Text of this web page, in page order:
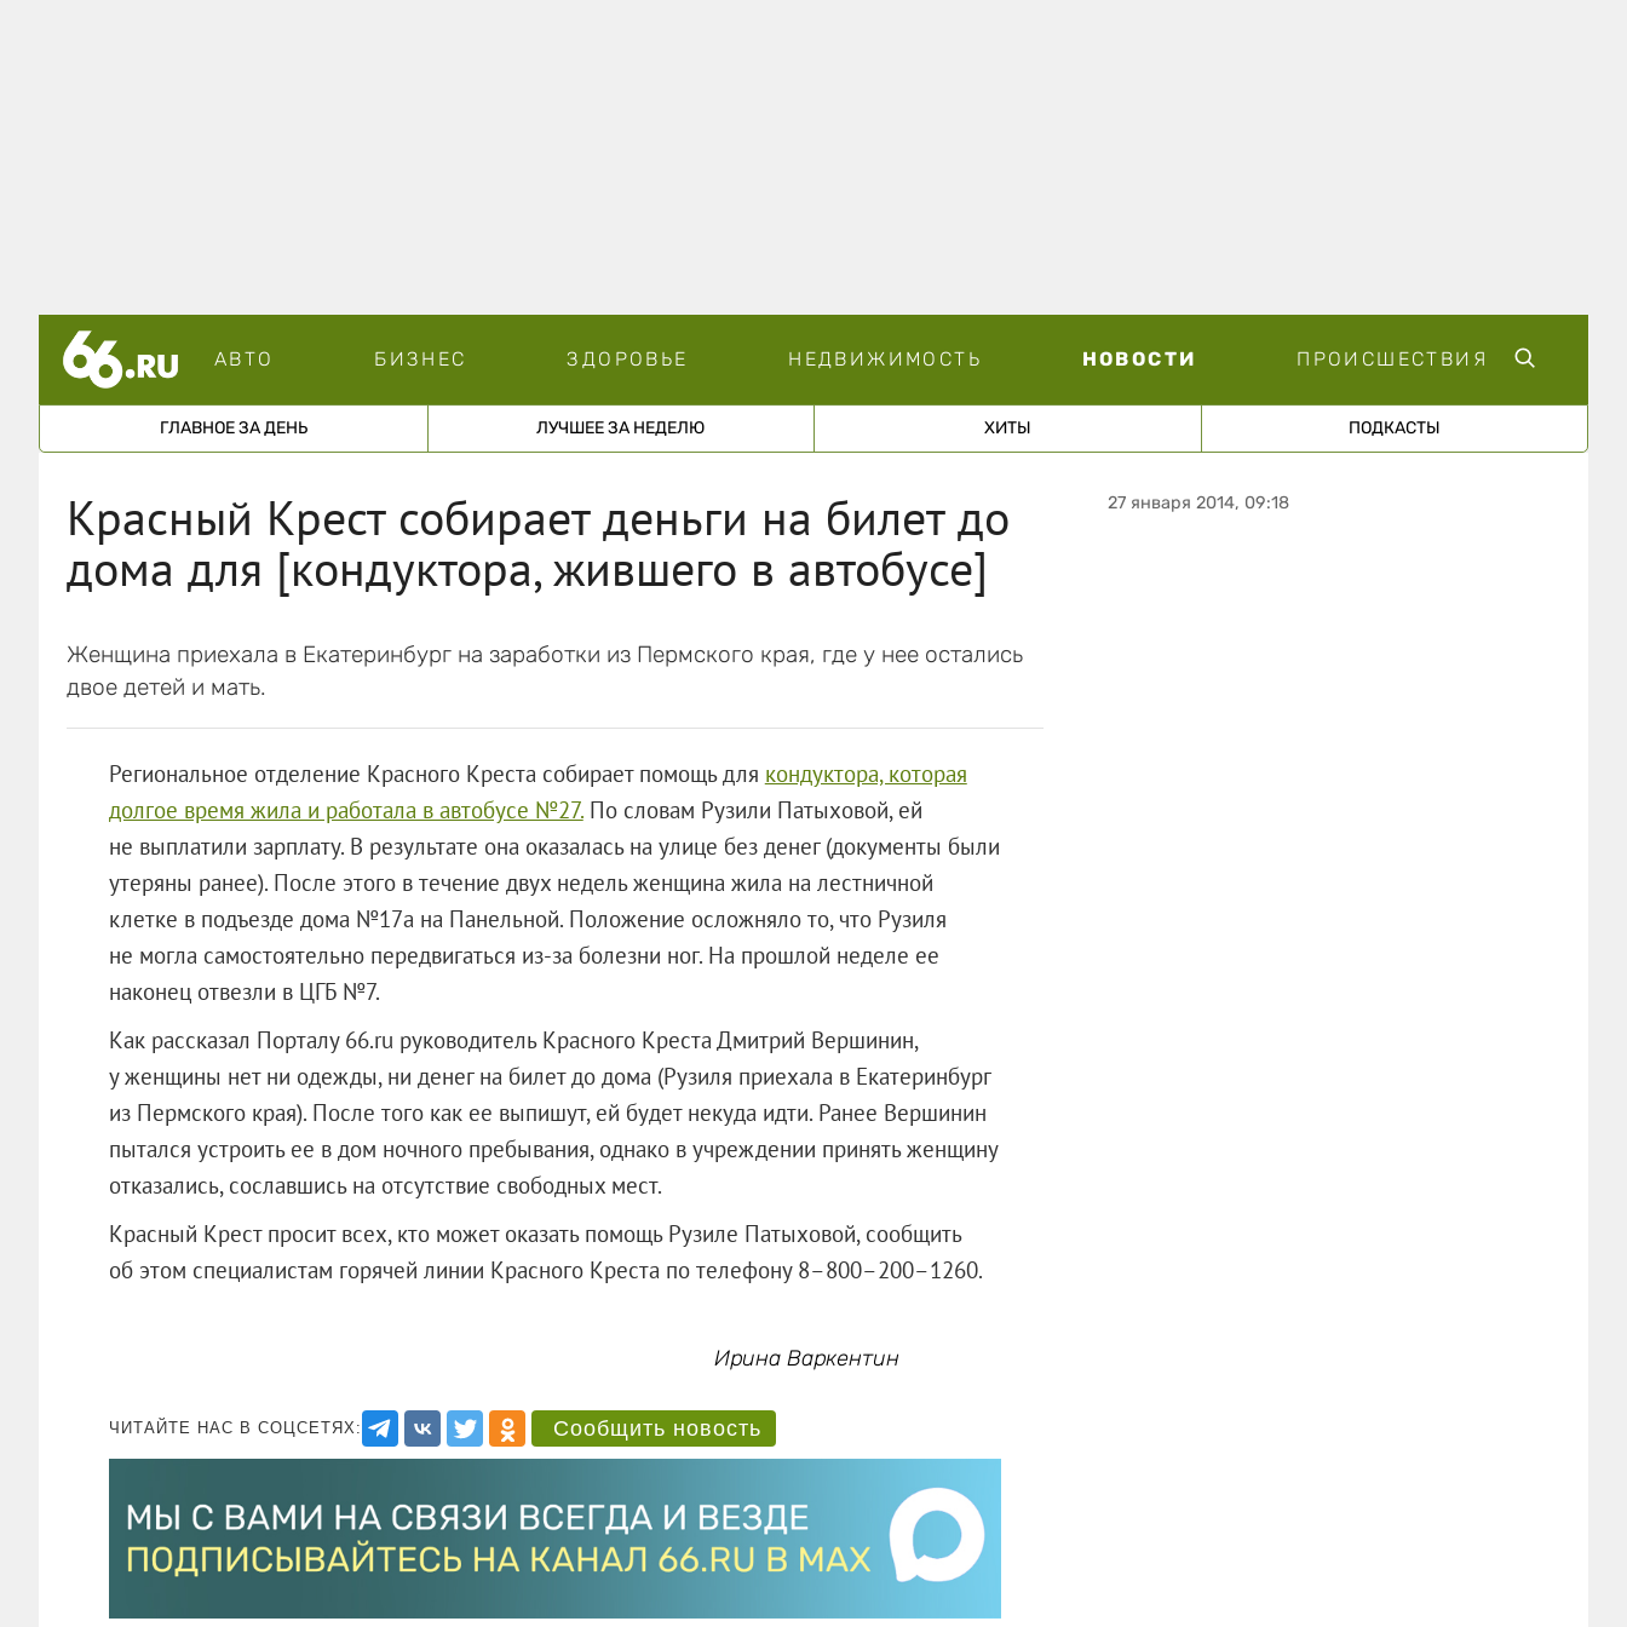
АВТО БИЗНЕС ЗДОРОВЬЕ НЕДВИЖИМОСТЬ НОВОСТИ ПРОИСШЕСТВИЯ
ГЛАВНОЕ ЗА ДЕНЬ ЛУЧШЕЕ ЗА НЕДЕЛЮ ХИТЫ ПОДКАСТЫ
Красный Крест собирает деньги на билет до
дома для [кондуктора, жившего в автобусе]
Женщина приехала в Екатеринбург на заработки из Пермского края, где у нее остались
двое детей и мать.
Региональное отделение Красного Креста собирает помощь для кондуктора, которая
долгое время жила и работала в автобусе №27.По словам Рузили Патыховой, ей
не выплатили зарплату. В результате она оказалась на улице без денег (документы были
утеряны ранее). После этого в течение двух недель женщина жила на лестничной
клетке в подъезде дома №17а на Панельной. Положение осложняло то, что Рузиля
не могла самостоятельно передвигаться из-за болезни ног. На прошлой неделе ее
наконец отвезли в ЦГБ №7.
Как рассказал Порталу 66.ru руководитель Красного Креста Дмитрий Вершинин,
у женщины нет ни одежды, ни денег на билет до дома (Рузиля приехала в Екатеринбург
из Пермского края). После того как ее выпишут, ей будет некуда идти. Ранее Вершинин
пытался устроить ее в дом ночного пребывания, однако в учреждении принять женщину
отказались, сославшись на отсутствие свободных мест.
Красный Крест просит всех, кто может оказать помощь Рузиле Патыховой, сообщить
об этом специалистам горячей линии Красного Креста по телефону 8–800–200–1260.
Ирина Варкентин
ЧИТАЙТЕ НАС В СОЦСЕТЯХ: Сообщить новость
27 января 2014, 09:18